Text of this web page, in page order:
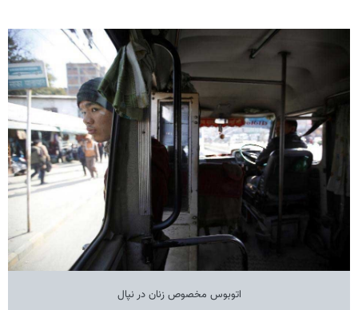
اتوبوس مخصوص زنان در نپال